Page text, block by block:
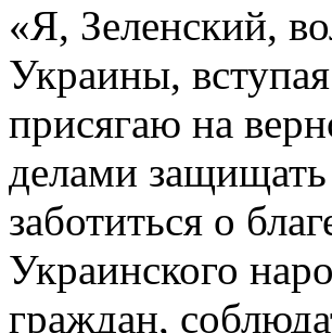
«Я, Зеленский,
Украины,
присягаю на
делами
заботиться о
Украинского
граждан,